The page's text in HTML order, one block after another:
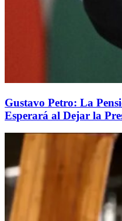
Gustavo Petro: La
Esperará al Dejar la